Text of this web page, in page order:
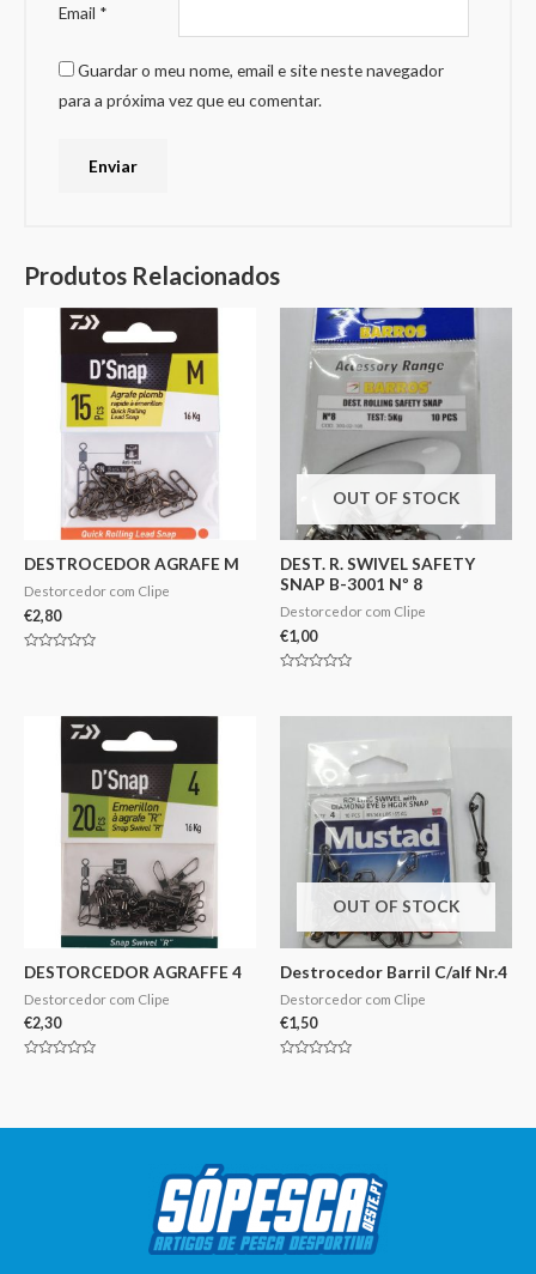
Email *
Guardar o meu nome, email e site neste navegador
para a próxima vez que eu comentar.
Produtos Relacionados
DESTROCEDOR AGRAFE M
Destorcedor com Clipe
€2,80
OUT OF STOCK
DEST. R. SWIVEL SAFETY
SNAP B-3001 Nº 8
Destorcedor com Clipe
€1,00
5
DESTORCEDOR AGRAFFE 4
Destorcedor com Clipe
€2,30
OUT OF STOCK
Destrocedor Barril C/alf Nr.4
Destorcedor com Clipe
€1,50